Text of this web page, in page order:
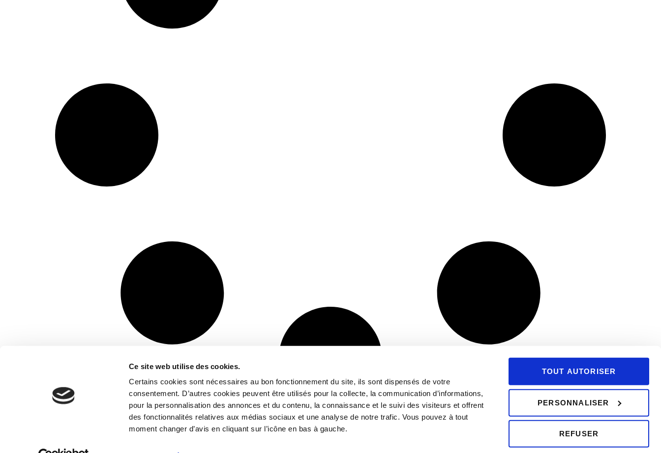
Ce site web utilise des cookies.
Certains cookies sont nécessaires au bon fonctionnement du site, ils sont dispensés de votre
consentement. D’autres cookies peuvent être utilisés pour la collecte, la communication d’informations,
pour la personnalisation des annonces et du contenu, la connaissance et le suivi des visiteurs et offrent
des fonctionnalités relatives aux médias sociaux et une analyse de notre trafic. Vous pouvez à tout
moment changer d’avis en cliquant sur l’icône en bas à gauche.
TOUT AUTORISER
PERSONNALISER
REFUSER